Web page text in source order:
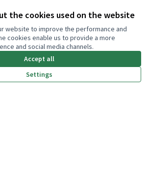
the cookies used on the website
website to improve the performance and
cookies enable us to provide a more
and social media channels.
Accept all
Settings